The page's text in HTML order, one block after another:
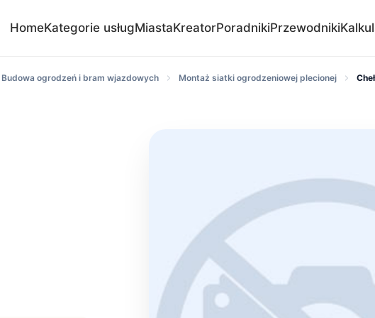
HomeKategorie usługMiastaKreatorPoradnikiPrzewodniki
Budowa ogrodzeń i bram wjazdowych Montaż siatki ogrodzeniowej plecionej